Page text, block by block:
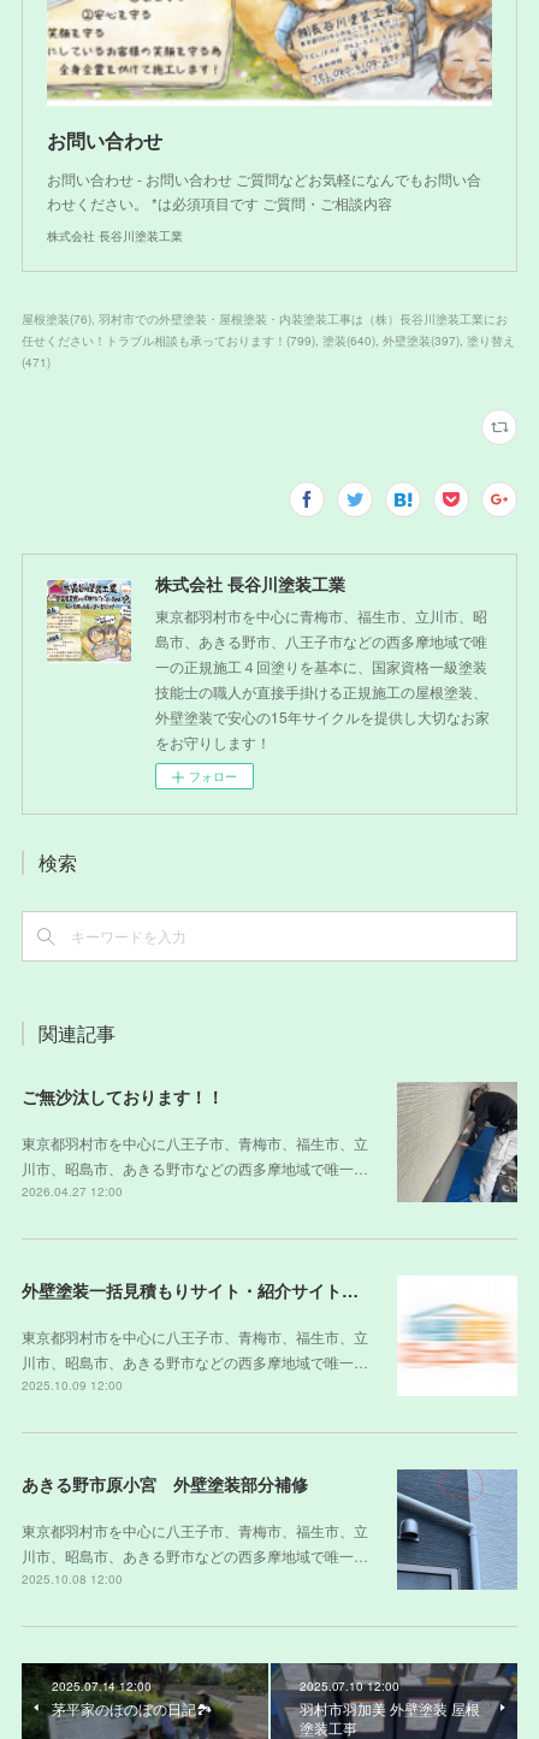
お問い合わせ
お問い合わせ - お問い合わせ ご質問などお気軽になんでもお問い合
わせください。 *は必須項目です ご質問・ご相談内容
株式会社 長谷川塗装工業
屋根塗装(76) 羽村市での外壁塗装・屋根塗装・内装塗装工事は（株）長谷川塗装工業にお
任せください！トラブル相談も承っております！ (799) 塗装(640) 外壁塗装(397) 塗り替え
(471)
株式会社 長谷川塗装工業
東京都羽村市を中心に青梅市、福生市、立川市、昭
島市、あきる野市、八王子市などの西多摩地域で唯
一の正規施工４回塗りを基本に、国家資格一級塗装
技能士の職人が直接手掛ける正規施工の屋根塗装、
外壁塗装で安心の15年サイクルを提供し大切なお家
をお守りします！
フォロー
検索
関連記事
ご無沙汰しております！！
東京都羽村市を中心に八王子市、青梅市、福生市、立
川市、昭島市、あきる野市などの西多摩地域で唯一…
2026.04.27 12:00
外壁塗装一括見積もりサイト・紹介サイトの裏側
東京都羽村市を中心に八王子市、青梅市、福生市、立
川市、昭島市、あきる野市などの西多摩地域で唯一…
2025.10.09 12:00
あきる野市原小宮 外壁塗装部分補修
東京都羽村市を中心に八王子市、青梅市、福生市、立
川市、昭島市、あきる野市などの西多摩地域で唯一…
2025.10.08 12:00
2025.07.14 12:00
茅平家のほのぼの日記🏞️
2025.07.10 12:00
羽村市羽加美 外壁塗装 屋根
塗装工事